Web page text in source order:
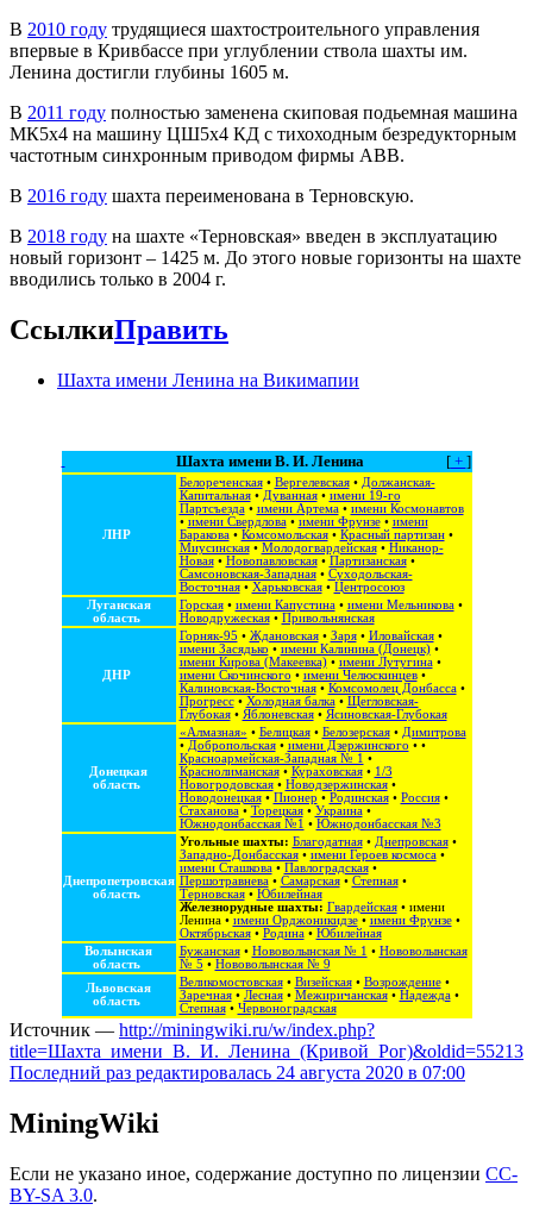
В 2010 году трудящиеся шахтостроительного управления
впервые в Кривбассе при углублении ствола шахты им.
Ленина достигли глубины 1605 м.
В 2011 году полностью заменена скиповая подьемная машина
МК5х4 на машину ЦШ5х4 КД с тихоходным безредукторным
частотным синхронным приводом фирмы ABB.
В 2016 году шахта переименована в Терновскую.
В 2018 году на шахте «Терновская» введен в эксплуатацию
новый горизонт – 1425 м. До этого новые горизонты на шахте
вводились только в 2004 г.
СсылкиПравить
Шахта имени Ленина на Викимапии
[+ ]
Шахта имени В. И. Ленина
ЛНР
Белореченская• Вергелевская• Должанская-
Капитальная• Дуванная• имени 19-го
Партсъезда• имени Артема• имени Космонавтов
• имени Свердлова• имени Фрунзе• имени
Баракова• Комсомольская• Красный партизан•
Миусинская• Молодогвардейская• Никанор-
Новая• Новопавловская• Партизанская•
Самсоновская-Западная• Суходольская-
Восточная• Харьковская• Центросоюз
Луганская
область
Горская• имени Капустина• имени Мельникова•
Новодружеская• Привольнянская
ДНР
Горняк-95 • Ждановская• Заря• Иловайская•
имени Засядько • имени Калинина (Донецк)•
имени Кирова (Макеевка)• имени Лутугина•
имени Скочинского • имени Челюскинцев•
Калиновская-Восточная• Комсомолец Донбасса•
Прогресс• Холодная балка• Щегловская-
Глубокая• Яблоневская• Ясиновская-Глубокая
Донецкая
область
«Алмазная» • Белицкая• Белозерская• Димитрова
• Добропольская• имени Дзержинского • •
Красноармейская-Западная № 1 •
Краснолиманская• Кураховская• 1/3
Новогродовская• Новодзержинская•
Новодонецкая• Пионер • Родинская• Россия•
Стаханова• Торецкая• Украина•
Южнодонбасская №1 • Южнодонбасская №3
Днепропетровская
область
Угольные шахты: Благодатная• Днепровская•
Западно-Донбасская• имени Героев космоса•
имени Сташкова• Павлоградская•
Першотравнева• Самарская• Степная•
Терновская• Юбилейная
Железнорудные шахты: Гвардейская• имени
Ленина• имени Орджоникидзе• имени Фрунзе•
Октябрьская• Родина• Юбилейная
Волынская
область
Бужанская• Нововолынская № 1 • Нововолынская
№ 5 • Нововолынская № 9
Львовская
область
Великомостовская• Визейская• Возрождение•
Заречная• Лесная• Межиричанская• Надежда•
Степная• Червоноградская
Источник — http://miningwiki.ru/w/index.php?
title=Шахта_имени_В._И._Ленина_(Кривой_Рог)&oldid=55213
Последний раз редактировалась 24 августа 2020 в 07:00
MiningWiki
Если не указано иное, содержание доступно по лицензии CC-
BY-SA 3.0.